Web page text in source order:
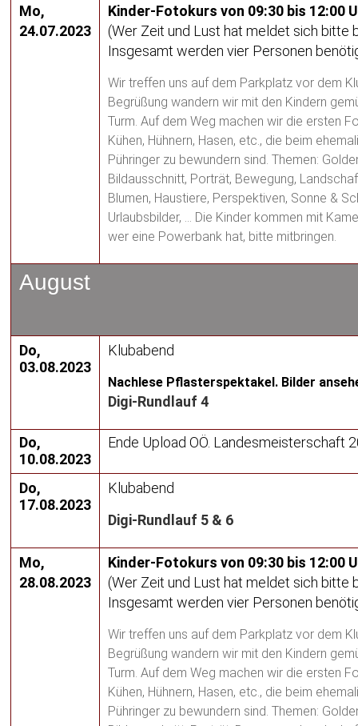
Mo,
24.07.2023
Kinder-Fotokurs von 09:30 bis 12:00
(Wer Zeit und Lust hat meldet sich bitte
Insgesamt werden vier Personen
Wir treffen uns auf dem Parkplatz vor dem
Begrüßung wandern wir mit den Kindern
Turm. Auf dem Weg machen wir die ersten
Kühen, Hühnern, Hasen, etc., die beim
Pühringer zu bewundern sind. Themen:
Bildausschnitt, Porträt, Bewegung,
Blumen, Haustiere, Perspektiven, Sonne &
Urlaubsbilder, … Die Kinder kommen mit
wer eine Powerbank hat, bitte mitbringen.
August
Do,
03.08.2023
Klubabend
Nachlese Pflasterspektakel. Bilder
Digi-Rundlauf 4
Do,
10.08.2023
Ende Upload OÖ. Landesmeisterschaft
Do,
17.08.2023
Klubabend
Digi-Rundlauf 5 & 6
Mo,
28.08.2023
Kinder-Fotokurs von 09:30 bis 12:00
(Wer Zeit und Lust hat meldet sich bitte
Insgesamt werden vier Personen
Wir treffen uns auf dem Parkplatz vor dem
Begrüßung wandern wir mit den Kindern
Turm. Auf dem Weg machen wir die ersten
Kühen, Hühnern, Hasen, etc., die beim
Pühringer zu bewundern sind. Themen: